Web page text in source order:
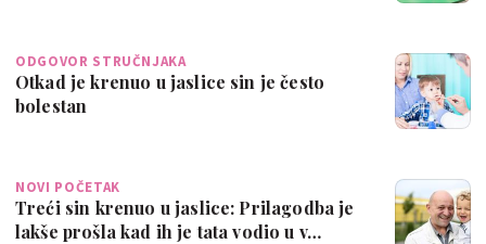
ODGOVOR STRUČNJAKA
Otkad je krenuo u jaslice sin je često
bolestan
NOVI POČETAK
Treći sin krenuo u jaslice: Prilagodba je
lakše prošla kad ih je tata vodio u v…